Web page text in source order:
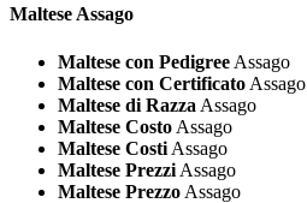
Maltese Assago
Maltese con Pedigree Assago
Maltese con Certificato Assago
Maltese di Razza Assago
Maltese Costo Assago
Maltese Costi Assago
Maltese Prezzi Assago
Maltese Prezzo Assago